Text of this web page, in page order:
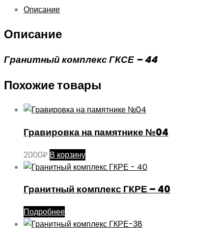
Описание
Описание
Гранитный комплекс ГКСЕ – 44
Похожие товары
Гравировка на памятнике №04
2000₽ В корзину
Гранитный комплекс ГКРЕ – 40
Подробнее